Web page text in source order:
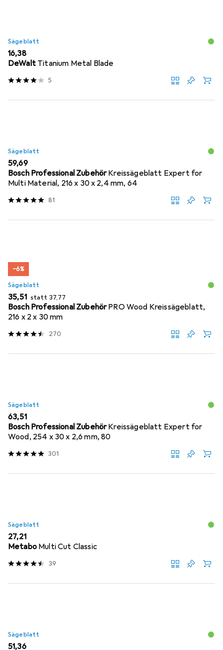
Sägeblatt
EUR
16,38
DeWalt Titanium Metal Blade
5
Sägeblatt
EUR
59,69
Bosch Professional ZubehörKreissägeblatt Expert for
Multi Material, 216 x 30 x 2,4 mm, 64
81
−6%
Sägeblatt
EUR
35,51 statt EUR
37,77
Bosch Professional ZubehörPRO Wood Kreissägeblatt,
216 x 2 x 30 mm
270
Sägeblatt
EUR
63,51
Bosch Professional ZubehörKreissägeblatt Expert for
Wood, 254 x 30 x 2,6 mm, 80
301
Sägeblatt
EUR
27,21
Metabo Multi Cut Classic
39
Sägeblatt
EUR
51,36